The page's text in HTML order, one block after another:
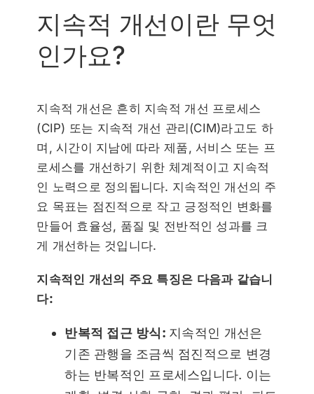
지속적 개선이란 무엇
인가요?
지속적 개선은 흔히 지속적 개선 프로세스
(CIP) 또는 지속적 개선 관리(CIM)라고도 하
며, 시간이 지남에 따라 제품, 서비스 또는 프
로세스를 개선하기 위한 체계적이고 지속적
인 노력으로 정의됩니다. 지속적인 개선의 주
요 목표는 점진적으로 작고 긍정적인 변화를
만들어 효율성, 품질 및 전반적인 성과를 크
게 개선하는 것입니다.
지속적인 개선의 주요 특징은 다음과 같습니
다:
반복적 접근 방식: 지속적인 개선은
기존 관행을 조금씩 점진적으로 변경
하는 반복적인 프로세스입니다. 이는